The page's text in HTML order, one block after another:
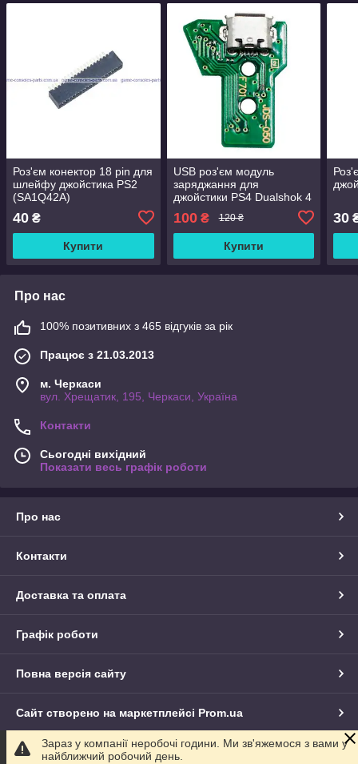
Роз'єм конектор 18 pin для
шлейфу джойстика PS2
(SA1Q42A)
40 ₴
Купити
USB роз'єм модуль
заряджання для
джойстики PS4 Dualshok 4
100₴ 120 ₴
Купити
30
Про нас
100% позитивних з 465 відгуків за рік
Працює з 21.03.2013
м. Черкаси
вул. Хрещатик, 195, Черкаси, Україна
Контакти
Сьогодні вихідний
Показати весь графік роботи
Про нас
Контакти
Доставка та оплата
Графік роботи
Повна версія сайту
Сайт створено на маркетплейсі Prom.ua
Політика конфіденційності
Зараз у компанії неробочі години. Ми зв'яжемося з вами у
найближчий робочий день.